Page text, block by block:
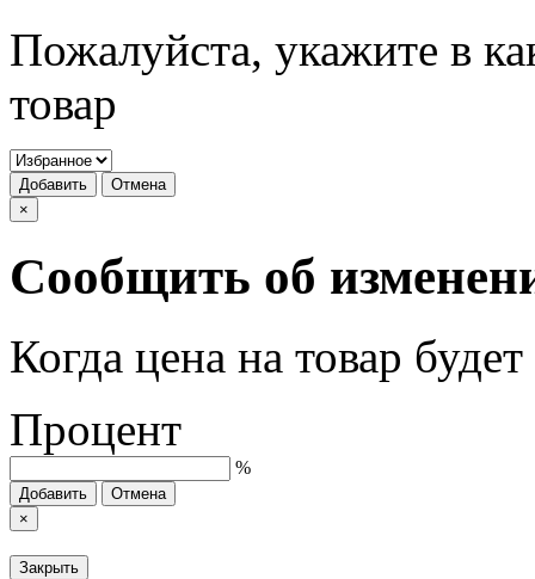
Пожалуйста, укажите в
товар
Добавить
Отмена
×
Сообщить об
Когда цена на товар
Процент
%
Добавить
Отмена
×
Закрыть